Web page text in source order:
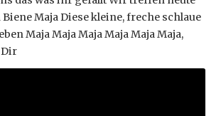
Maja Diese kleine, freche schlaue
Maja Maja Maja Maja Maja Maja,
Dir